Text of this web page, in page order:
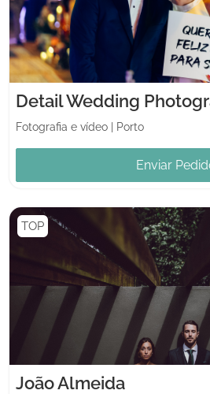
Detail Wedding
Fotografia e vídeo Porto
Enviar
TOP
João Almeida